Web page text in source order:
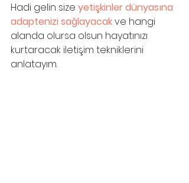
Hadi gelin size yetişkinler dünyasına
adaptenizi sağlayacak ve hangi
alanda olursa olsun hayatınızı
kurtaracak iletişim tekniklerini
anlatayım.